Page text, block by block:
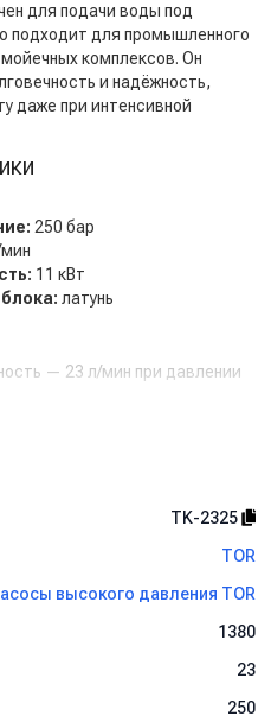
для подачи воды под
подходит для промышленного
комплексов. Он
и надёжность,
даже при интенсивной
250 бар
11 кВт
латунь
— 23 л/мин при давлении
на длительную
устойчивость к
гарантирует стабильную
об/мин способствуют
насоса.
насос, созданный
высоким давлением в
«под ключ».
TK-2325
TOR
высокого давления TOR
1380
23
250